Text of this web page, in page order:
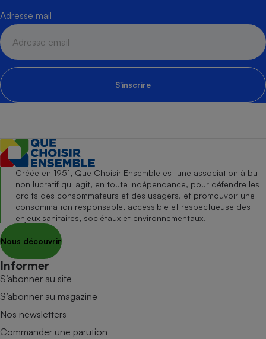
Adresse mail
S'inscrire
Créée en 1951, Que Choisir Ensemble est une association à but
non lucratif qui agit, en toute indépendance, pour défendre les
droits des consommateurs et des usagers, et promouvoir une
consommation responsable, accessible et respectueuse des
enjeux sanitaires, sociétaux et environnementaux.
Nous découvrir
Informer
S’abonner au site
S’abonner au magazine
Nos newsletters
Commander une parution